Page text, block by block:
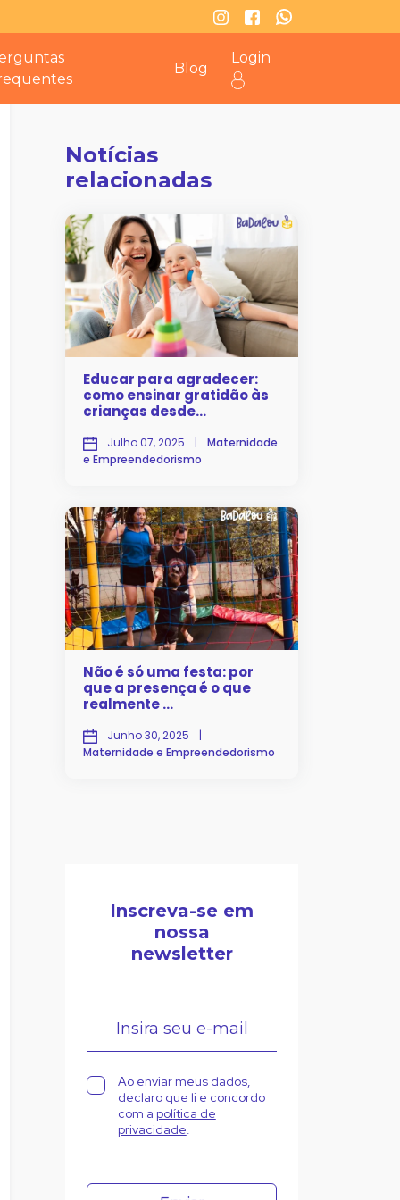
Blog
Login
Notícias
relacionadas
Educar para agradecer:
como ensinar gratidão às
crianças desde...
Julho 07, 2025 |
Maternidade
e Empreendedorismo
Não é só uma festa: por
que a presença é o que
realmente ...
Junho 30, 2025
|
Maternidade e Empreendedorismo
Inscreva-se em
nossa
newsletter
Ao enviar meus dados,
declaro que li e concordo
com a política de
privacidade.